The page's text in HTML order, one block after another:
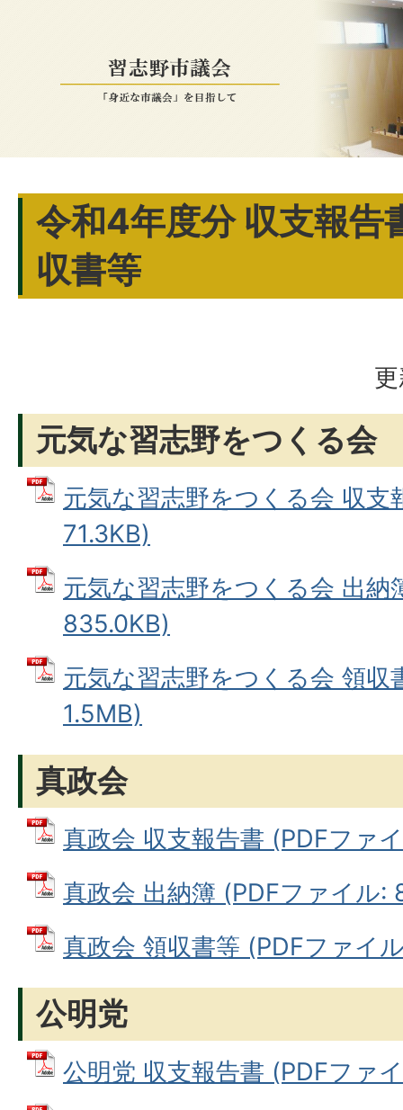
令和4年度分 収支報告
収書等
元気な習志野をつくる会
元気な習志野をつくる会 収支
71.3KB)
元気な習志野をつくる会 出納
835.0KB)
元気な習志野をつくる会 領収
1.5MB)
真政会
真政会 収支報告書 (PDFファ
真政会 出納簿 (PDFファイル:
真政会 領収書等 (PDFファイ
公明党
公明党 収支報告書 (PDFファ